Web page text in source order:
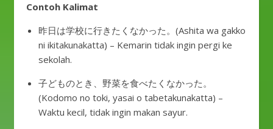
Contoh Kalimat
昨日は学校に行きたくなかった。(Ashita wa gakko
ni ikitakunakatta) – Kemarin tidak ingin pergi ke
sekolah.
子どものとき、野菜を食べたくなかった。
(Kodomo no toki, yasai o tabetakunakatta) –
Waktu kecil, tidak ingin makan sayur.